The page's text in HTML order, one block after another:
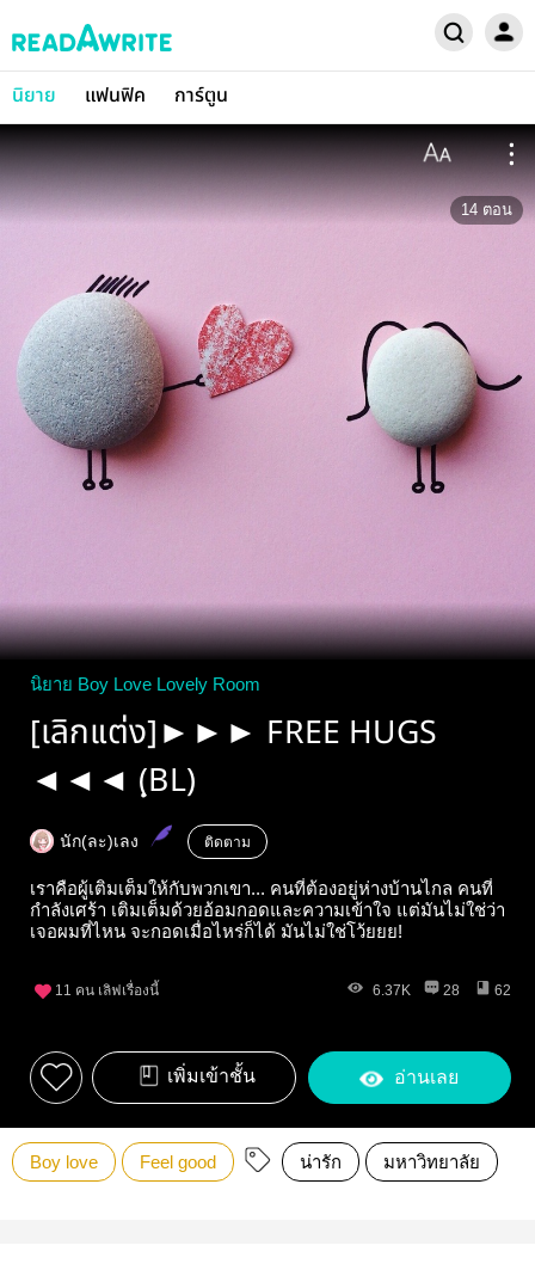
นิยาย แฟนฟิค การ์ตูน
14 ตอน
นิยาย Boy Love Lovely Room
[เลิกแต่ง]►►► FREE HUGS
◄◄◄ (ฺBL)
นัก(ละ)เลง ติดตาม
เราคือผู้เติมเต็มให้กับพวกเขา... คนที่ต้องอยู่ห่างบ้านไกล คนที่
กำลังเศร้า เติมเต็มด้วยอ้อมกอดและความเข้าใจ แต่มันไม่ใช่ว่า
เจอผมที่ไหน จะกอดเมื่อไหร่ก็ได้ มันไม่ใช่โว้ยยย!
11 คน เลิฟเรื่องนี้ 6.37K 28 62
เพิ่มเข้าชั้น อ่านเลย
Boy love Feel good น่ารัก มหาวิทยาลัย